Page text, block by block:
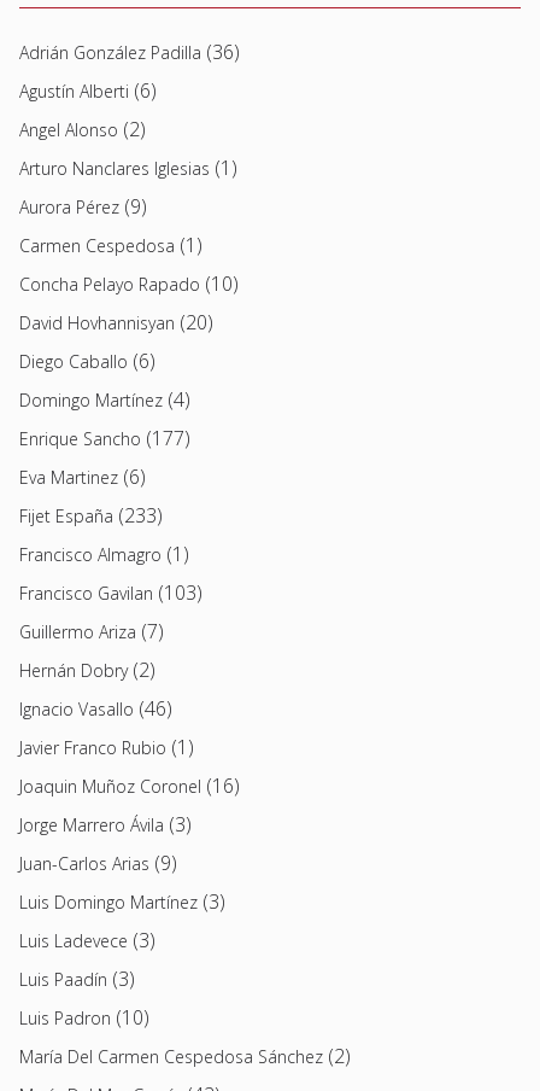
Adrián González Padilla (36)
Agustín Alberti (6)
Angel Alonso (2)
Arturo Nanclares Iglesias (1)
Aurora Pérez (9)
Carmen Cespedosa (1)
Concha Pelayo Rapado (10)
David Hovhannisyan (20)
Diego Caballo (6)
Domingo Martínez (4)
Enrique Sancho (177)
Eva Martinez (6)
Fijet España (233)
Francisco Almagro (1)
Francisco Gavilan (103)
Guillermo Ariza (7)
Hernán Dobry(2)
Ignacio Vasallo (46)
Javier Franco Rubio (1)
Joaquin Muñoz Coronel (16)
Jorge Marrero Ávila (3)
Juan-Carlos Arias (9)
Luis Domingo Martínez (3)
Luis Ladevece (3)
Luis Paadín (3)
Luis Padron (10)
María Del Carmen Cespedosa Sánchez (2)